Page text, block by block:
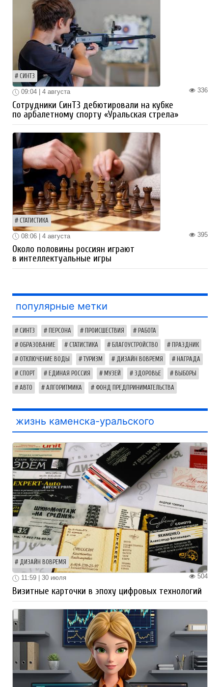
СИНТЗ
336
09:04 | 4 августа
Сотрудники СинТЗ дебютировали на кубке
по арбалетному спорту «Уральская стрела»
СТАТИСТИКА
395
08:06 | 4 августа
Около половины россиян играют
в интеллектуальные игры
популярные метки
СИНТЗ ПЕРСОНА ПРОИСШЕСТВИЯ РАБОТА
ОБРАЗОВАНИЕ СТАТИСТИКА БЛАГОУСТРОЙСТВО ПРАЗДНИК
ОТКЛЮЧЕНИЕ ВОДЫ ТУРИЗМ ДИЗАЙН ВОВРЕМЯ НАГРАДА
СПОРТ ЕДИНАЯ РОССИЯ МУЗЕЙ ЗДОРОВЬЕ ВЫБОРЫ
АВТО АЛГОРИТМИКА ФОНД ПРЕДПРИНИМАТЕЛЬСТВА
жизнь каменска-уральского
ДИЗАЙН ВОВРЕМЯ
504
11:59 | 30 июля
Визитные карточки в эпоху цифровых технологий